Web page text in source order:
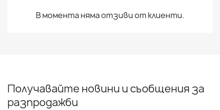
В момента няма отзиви от клиенти.
Получавайте новини и съобщения за
разпродажби